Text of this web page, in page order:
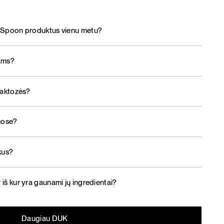
produktus vienu metu?
kur yra gaunami jų ingredientai?
Daugiau DUK